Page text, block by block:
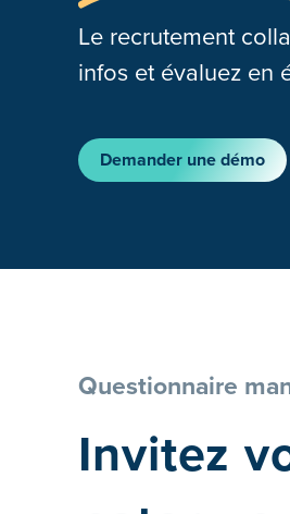
Le recrutement
infos et évaluez en
Demander une démo
Questionnaire
Invitez